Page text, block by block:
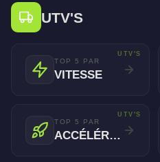
UTV'S
TOP 5 PAR
VITESSE
UTV'S
TOP 5 PAR
ACCÉLÉRATION
UTV'S